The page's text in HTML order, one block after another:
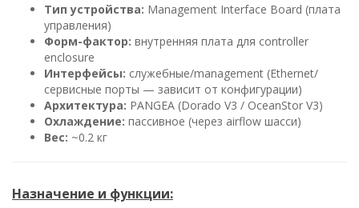
Тип устройства: Management Interface Board (плата
управления)
Форм-фактор: внутренняя плата для controller
enclosure
Интерфейсы: служебные/management (Ethernet/
сервисные порты — зависит от конфигурации)
Архитектура: PANGEA (Dorado V3 / OceanStor V3)
Охлаждение: пассивное (через airflow шасси)
Вес: ~0.2 кг
Назначение и функции: